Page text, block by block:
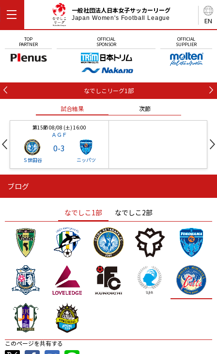
EN
一般社団法人日本女子サッカーリーグ
Japan Women's Football League
TOP
PARTNER
OFFICIAL
SPONSOR
OFFICIAL
SUPPLIER
なでしこリーグ1部
試合結果 次節
第15節 08/08 (土) 16:00
ＡＧＦ
Ｓ世田谷
0-3
ニッパツ
ニッパツ
ニッパツ 名古屋
石人の星
静岡 愛媛Ｌ
ブログ
なでしこ1部 なでしこ2部
このページを共有する